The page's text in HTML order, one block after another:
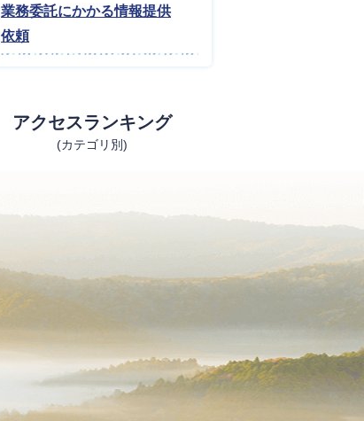
業務委託にかかる情報提供
依頼
アクセスランキング
(カテゴリ別)